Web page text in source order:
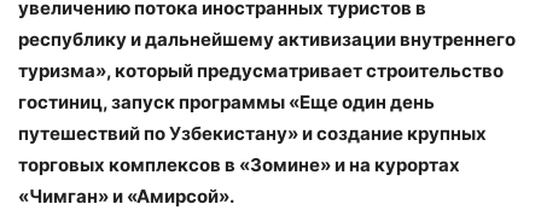
увеличению потока иностранных туристов в
республику и дальнейшему активизации внутреннего
туризма», который предусматривает строительство
гостиниц, запуск программы «Еще один день
путешествий по Узбекистану» и создание крупных
торговых комплексов в «Зомине» и на курортах
«Чимган» и «Амирсой».